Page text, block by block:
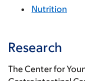
Nutrition
Research
The Center for